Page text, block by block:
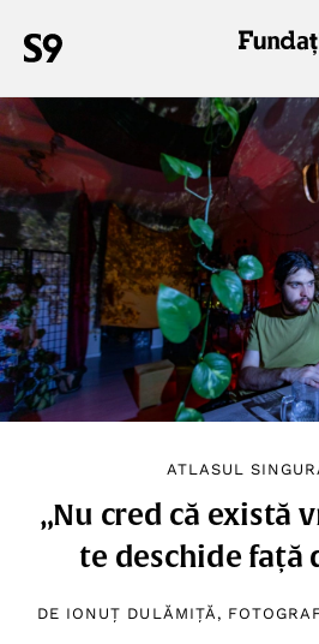
ATLASUL
„Nu cred că există
te deschide față
DE IONUȚ DULĂMIȚĂ ,